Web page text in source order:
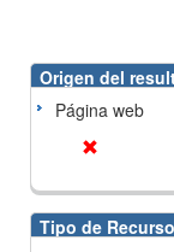
Origen del
Página web
Tipo de Recurso